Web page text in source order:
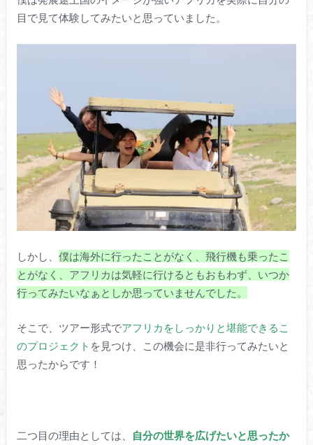
目で見て体験してみたいと思っていました。
しかし、 僕は海外に行ったことがなく、飛行機も乗ったこ
とがなく、アフリカは気軽に行けるともおもわず、いつか
行ってみたいなぁとしか思っていませんでした。
そこで、ツアー形式でアフリカをしっかりと堪能できるこ
のプロジェクト を見つけ、この機会に是非行ってみたいと
思ったからです！
二つ目の理由としては、 自分の世界を広げたいと思ったか